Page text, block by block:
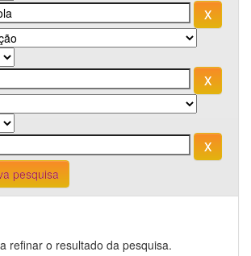
pesquisa
refinar o resultado da pesquisa.